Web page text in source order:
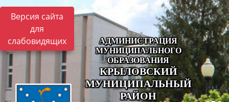
Версия сайта
для
слабовидящих
АДМИНИСТРАЦИЯ
МУНИЦИПАЛЬНОГО
ОБРАЗОВАНИЯ
КРЫЛОВСКИЙ
МУНИЦИПАЛЬНЫЙ
РАЙОН